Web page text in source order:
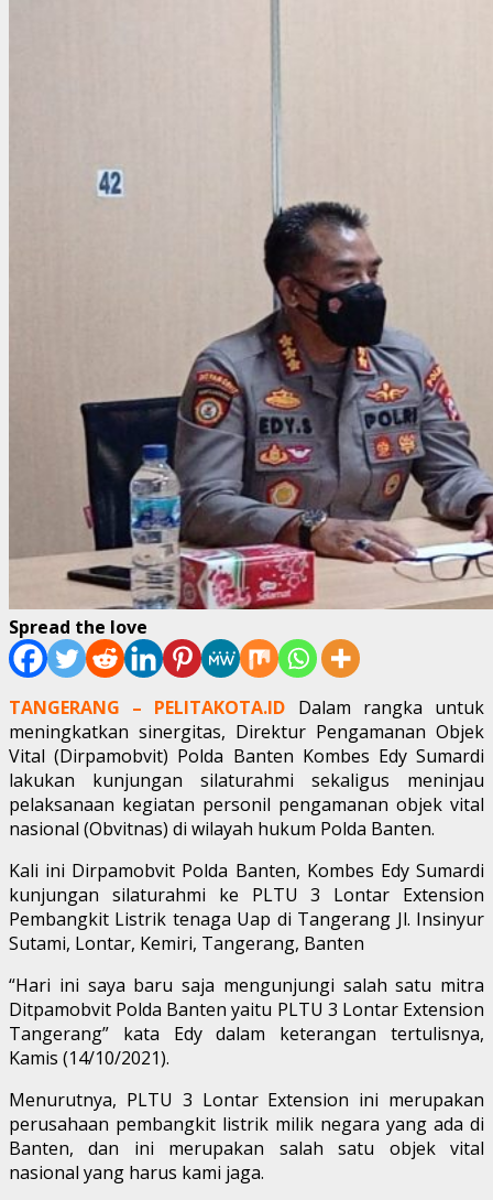
Spread the love
TANGERANG – PELITAKOTA.ID Dalam rangka untuk
meningkatkan sinergitas, Direktur Pengamanan Objek
Vital (Dirpamobvit) Polda Banten Kombes Edy Sumardi
lakukan kunjungan silaturahmi sekaligus meninjau
pelaksanaan kegiatan personil pengamanan objek vital
nasional (Obvitnas) di wilayah hukum Polda Banten.
Kali ini Dirpamobvit Polda Banten, Kombes Edy Sumardi
kunjungan silaturahmi ke PLTU 3 Lontar Extension
Pembangkit Listrik tenaga Uap di Tangerang Jl. Insinyur
Sutami, Lontar, Kemiri, Tangerang, Banten
“Hari ini saya baru saja mengunjungi salah satu mitra
Ditpamobvit Polda Banten yaitu PLTU 3 Lontar Extension
Tangerang” kata Edy dalam keterangan tertulisnya,
Kamis (14/10/2021).
Menurutnya, PLTU 3 Lontar Extension ini merupakan
perusahaan pembangkit listrik milik negara yang ada di
Banten, dan ini merupakan salah satu objek vital
nasional yang harus kami jaga.